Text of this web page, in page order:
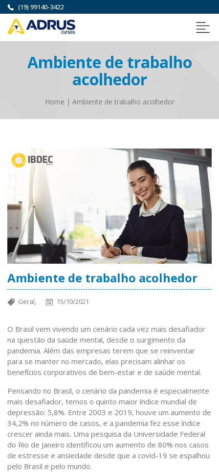
(19) 99140-3422
Ambiente de trabalho
acolhedor
Home | Ambiente de trabalho acolhedor
Ambiente de trabalho acolhedor
Geral, 15/10/2021
O Brasil vem vivendo um cenário cada vez mais desafiador
na questão da saúde mental, desde o surgimento da
pandemia. Além das empresas terem que se reinventar
para se manter no mercado, elas precisam alinhar os
benefícios corporativos de bem-estar e de saúde mental.
Pensando no Brasil, o cenário da pandemia é especialmente
mais desafiador, temos o quinto maior índice mundial de
depressão: 5,8%. Entre 2003 e 2019, houve um aumento de
34,2% no número de casos, e a pandemia fez esse índice
crescer ainda mais. Uma pesquisa da Universidade Federal
do Rio de Janeiro identificou um aumento de 80% nos casos
de estresse e ansiedade desde que a covid-19 se espalhou
pelo Brasil e pelo mundo.